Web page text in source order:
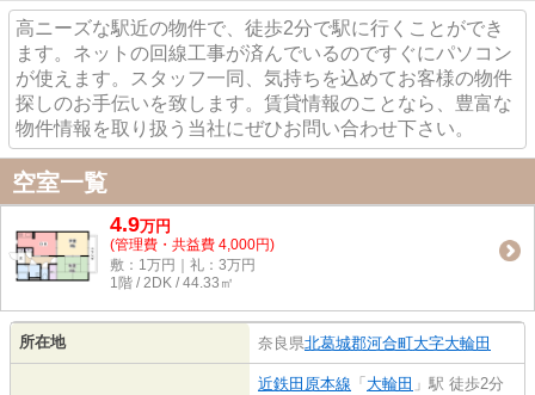
高ニーズな駅近の物件で、徒歩2分で駅に行くことができ
ます。ネットの回線工事が済んでいるのですぐにパソコン
が使えます。スタッフ一同、気持ちを込めてお客様の物件
探しのお手伝いを致します。賃貸情報のことなら、豊富な
物件情報を取り扱う当社にぜひお問い合わせ下さい。
空室一覧
4.9万円
(管理費・共益費 4,000円)
敷：1万円｜礼：3万円
1階 / 2DK / 44.33㎡
所在地 奈良県北葛城郡河合町大字大輪田
近鉄田原本線 「 大輪田 」駅 徒歩2分